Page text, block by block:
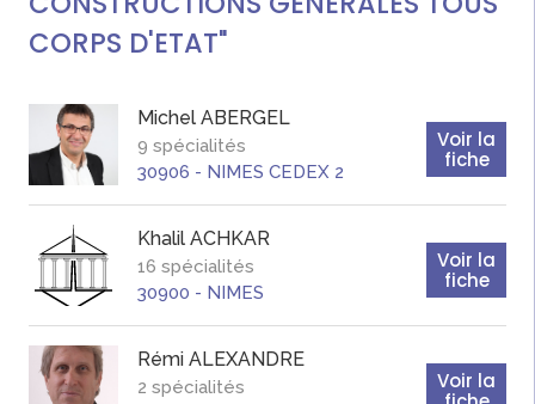
CORPS D'ETAT"
Michel ABERGEL
9 spécialités
30906 - NIMES CEDEX 2
Voir la
fiche
Khalil ACHKAR
16 spécialités
30900 - NIMES
Voir la
fiche
Rémi ALEXANDRE
2 spécialités
Voir la